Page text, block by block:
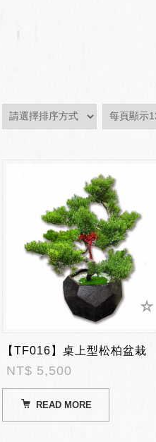
【TF016】桌上型松柏盆栽
NT$ 5,500
READ MORE